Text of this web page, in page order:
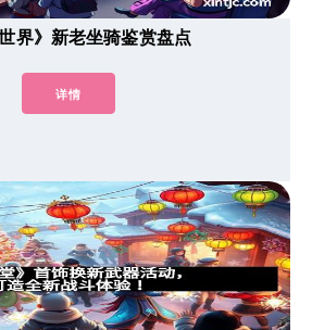
世界》新老坐骑鉴赏盘点
详情